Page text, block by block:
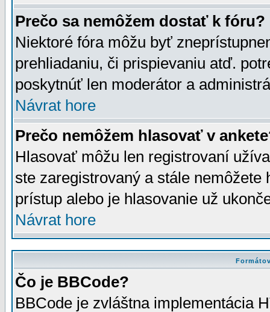
Prečo sa nemôžem dostať k fóru?
Niektoré fóra môžu byť
prehliadaniu, či prispievaniu atď.
poskytnúť len moderátor a
Návrat hore
Prečo nemôžem hlasovať v
Hlasovať môžu len registrovaní
ste zaregistrovaný a stále
prístup alebo je hlasovanie už
Návrat hore
Čo je BBCode?
BBCode je zvláštna implementácia